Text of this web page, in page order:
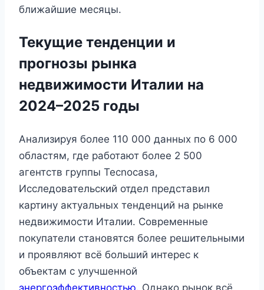
ближайшие месяцы.
Текущие тенденции и
прогнозы рынка
недвижимости Италии на
2024–2025 годы
Анализируя более 110 000 данных по 6 000
областям, где работают более 2 500
агентств группы Tecnocasa,
Исследовательский отдел представил
картину актуальных тенденций на рынке
недвижимости Италии. Современные
покупатели становятся более решительными
и проявляют всё больший интерес к
объектам с улучшенной